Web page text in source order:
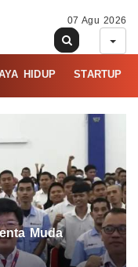
07 Agu 2026
HIDUP STARTUP
Muda